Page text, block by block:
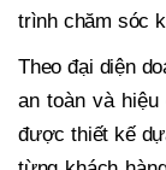
trình chăm sóc
Theo đại diện
an toàn và
được thiết kế